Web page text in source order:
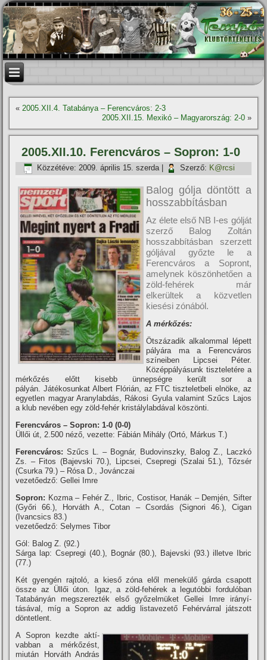
«2005.XII.4. Tatabánya – Ferencváros: 2-3
2005.XII.15. Mexikó – Magyarország: 2-0»
2005.XII.10. Ferencváros – Sopron: 1-0
Közzétéve: 2009. április 15. szerda| Szerző: K@rcsi
Balog gólja döntött a
hosszabbí­tásban
Az élete első NB I-es gólját
szerző Balog Zoltán
hosszabbí­tásban szerzett
góljával győzte le a
Ferencváros a Sopront,
amelynek köszönhetően a
zöld-fehérek már
elkerültek a közvetlen
kiesési zónából.
A mérkőzés:
Ötszázadik alkalommal lépett
pályára ma a Ferencváros
szí­neiben Lipcsei Péter.
Középpályásunk tiszteletére a
mérkőzés előtt kisebb ünnepségre került sor a
pályán. Játékosunkat Albert Flórián, az FTC tiszteletbeli elnöke, az
egyetlen magyar Aranylabdás, Rákosi Gyula valamint Szűcs Lajos
a klub nevében egy zöld-fehér kristálylabdával köszönti.
Ferencváros – Sopron: 1-0 (0-0)
Üllői út, 2.500 néző, vezette: Fábián Mihály (Ortó, Márkus T.)
Ferencváros:Szűcs L. – Bognár, Budovinszky, Balog Z., Laczkó
Zs. – Fitos (Bajevski 70.), Lipcsei, Csepregi (Szalai 51.), Tőzsér
(Csurka 79.) – Rósa D., Jovánczai
vezetőedző: Gellei Imre
Sopron: Kozma – Fehér Z., Ibric, Costisor, Hanák – Demjén, Sifter
(Győri 66.), Horváth A., Cotan – Csordás (Signori 46.), Cigan
(Ivancsics 83.)
vezetőedző: Selymes Tibor
Gól: Balog Z. (92.)
Sárga lap: Csepregi (40.), Bognár (80.), Bajevski (93.) illetve Ibric
(77.)
Két gyengén rajtoló, a kieső zóna elől menekülő gárda csapott
össze az Üllői úton. Igaz, a zöld-fehérek a legutóbbi fordulóban
Tatabányán megszerezték első győzelmüket Gellei Imre irányí­
tásával, mí­g a Sopron az addig listavezető Fehérvárral játszott
döntetlent.
A Sopron kezdte aktí­
vabban a mérkőzést,
miután Horváth András